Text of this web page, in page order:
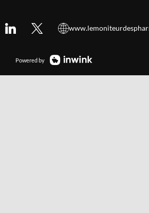
Powered by